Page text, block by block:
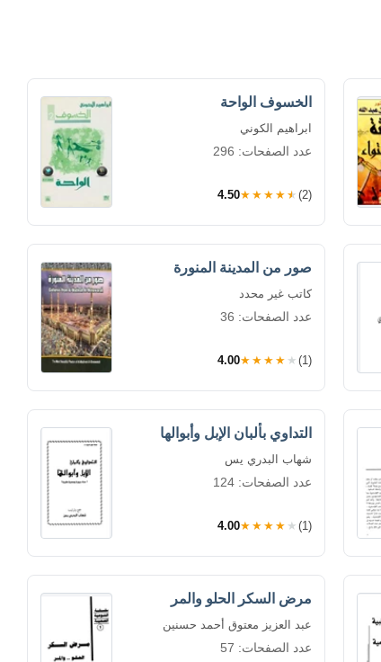
الخسوف الواحة
ابراهيم الكوني
عدد الصفحات: 296
4.50★★★★★ (2)
صور من المدينة المنورة
كاتب غير محدد
عدد الصفحات: 36
4.00★★★★★ (1)
التداوي بألبان الإبل وأبوالها
شهاب البدري يس
عدد الصفحات: 124
4.00★★★★★ (1)
مرض السكر الحلو والمر
عبد العزيز معتوق أحمد حسنين
عدد الصفحات: 57